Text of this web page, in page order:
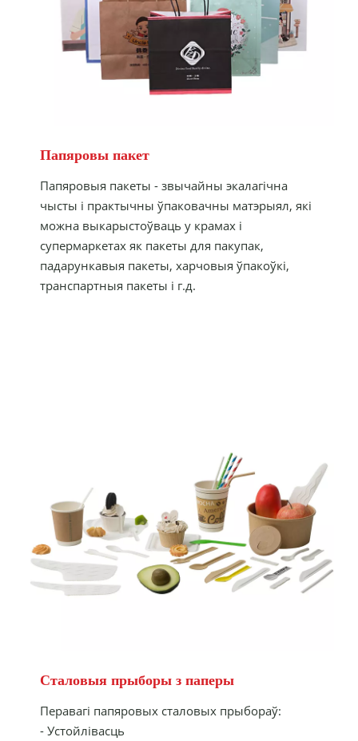
Папяровы пакет
Папяровыя пакеты - звычайны экалагічна
чысты і практычны ўпаковачны матэрыял, які
можна выкарыстоўваць у крамах і
супермаркетах як пакеты для пакупак,
падарункавыя пакеты, харчовыя ўпакоўкі,
транспартныя пакеты і г.д.
Сталовыя прыборы з паперы
Перавагі папяровых сталовых прыбораў:
- Устойлівасць